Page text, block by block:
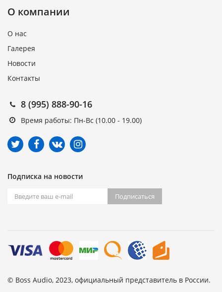
О компании
О нас
Галерея
Новости
Контакты
8 (995) 888-90-16
Время работы: Пн-Вс (10.00 - 19.00)
Подписка на новости
Подписаться
© Boss Audio, 2023, официальный представитель в России.